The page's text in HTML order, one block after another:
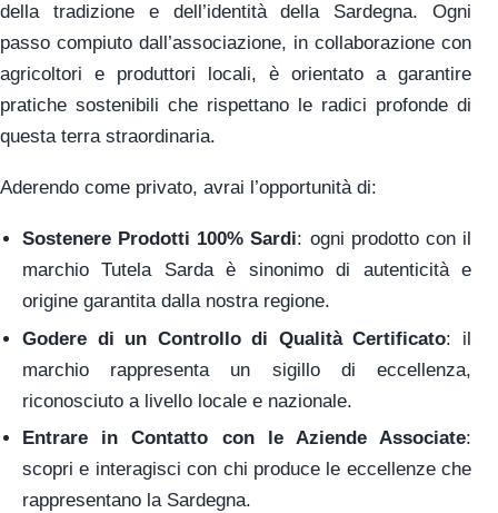
della tradizione e dell’identità della Sardegna. Ogni
passo compiuto dall’associazione, in collaborazione con
agricoltori e produttori locali, è orientato a garantire
pratiche sostenibili che rispettano le radici profonde di
questa terra straordinaria.
Aderendo come privato, avrai l’opportunità di:
Sostenere Prodotti 100% Sardi: ogni prodotto con il
marchio Tutela Sarda è sinonimo di autenticità e
origine garantita dalla nostra regione.
Godere di un Controllo di Qualità Certificato: il
marchio rappresenta un sigillo di eccellenza,
riconosciuto a livello locale e nazionale.
Entrare in Contatto con le Aziende Associate:
scopri e interagisci con chi produce le eccellenze che
rappresentano la Sardegna.